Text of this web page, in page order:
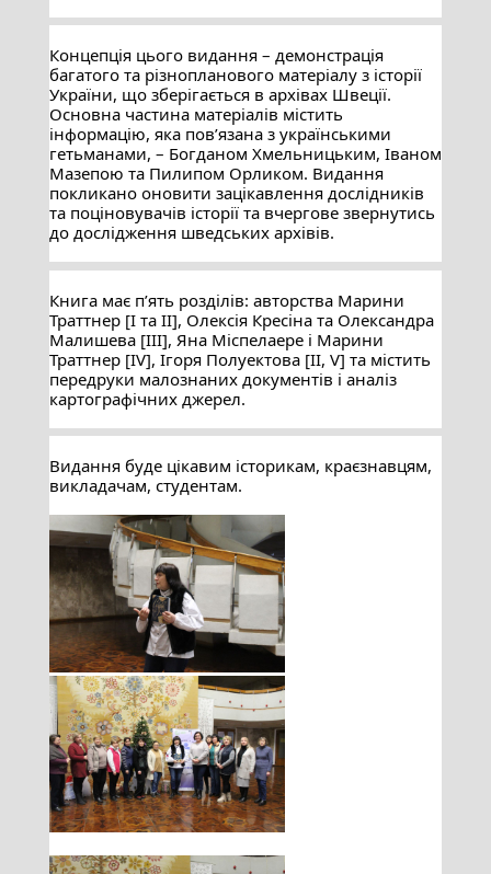
Концепція цього видання – демонстрація
багатого та різнопланового матеріалу з історії
України, що зберігається в архівах Швеції.
Основна частина матеріалів містить
інформацію, яка пов’язана з українськими
гетьманами, – Богданом Хмельницьким, Іваном
Мазепою та Пилипом Орликом. Видання
покликано оновити зацікавлення дослідників
та поціновувачів історії та вчергове звернутись
до дослідження шведських архівів.
Книга має п’ять розділів: авторства Марини
Траттнер [І та ІІ], Олексія Кресіна та Олександра
Малишева [ІІІ], Яна Міспелаере і Марини
Траттнер [IV], Ігоря Полуектова [ІІ, V] та містить
передруки малознаних документів і аналіз
картографічних джерел.
Видання буде цікавим історикам, краєзнавцям,
викладачам, студентам.